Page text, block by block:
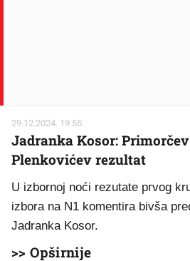
29.12.2024. 19:55
Jadranka Kosor:
Plenkovićev rezultat
U izbornoj noći rezutate prvog
izbora na N1 komentira bivša
Jadranka Kosor.
>> Opširnije